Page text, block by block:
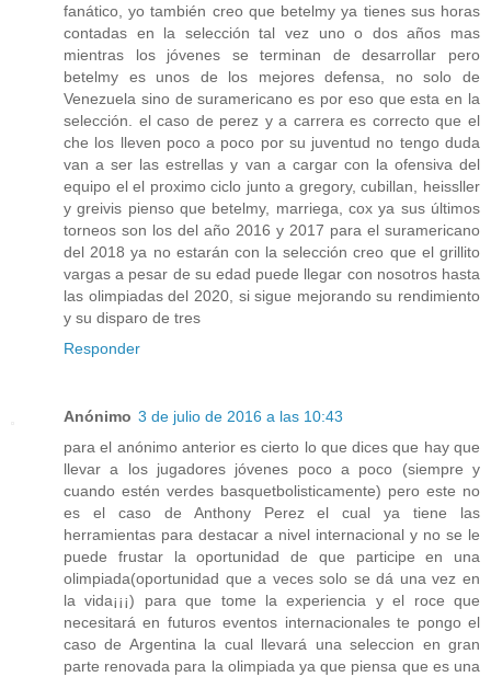
fanático, yo también creo que betelmy ya tienes sus horas
contadas en la selección tal vez uno o dos años mas
mientras los jóvenes se terminan de desarrollar pero
betelmy es unos de los mejores defensa, no solo de
Venezuela sino de suramericano es por eso que esta en la
selección. el caso de perez y a carrera es correcto que el
che los lleven poco a poco por su juventud no tengo duda
van a ser las estrellas y van a cargar con la ofensiva del
equipo el el proximo ciclo junto a gregory, cubillan, heissller
y greivis pienso que betelmy, marriega, cox ya sus últimos
torneos son los del año 2016 y 2017 para el suramericano
del 2018 ya no estarán con la selección creo que el grillito
vargas a pesar de su edad puede llegar con nosotros hasta
las olimpiadas del 2020, si sigue mejorando su rendimiento
y su disparo de tres
Responder
Anónimo 3 de julio de 2016 a las 10:43
para el anónimo anterior es cierto lo que dices que hay que
llevar a los jugadores jóvenes poco a poco (siempre y
cuando estén verdes basquetbolisticamente) pero este no
es el caso de Anthony Perez el cual ya tiene las
herramientas para destacar a nivel internacional y no se le
puede frustar la oportunidad de que participe en una
olimpiada(oportunidad que a veces solo se dá una vez en
la vida¡¡¡) para que tome la experiencia y el roce que
necesitará en futuros eventos internacionales te pongo el
caso de Argentina la cual llevará una seleccion en gran
parte renovada para la olimpiada ya que piensa que es una